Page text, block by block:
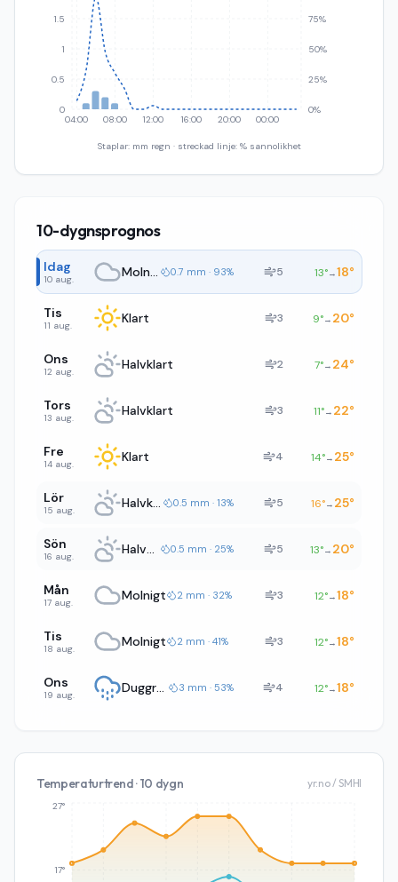
04:00 08:00 12:00 16:00 20:00 00:00
0
0.5
1
1.5
0%
25%
50%
75%
Staplar: mm regn · streckad linje: % sannolikhet
10-dygnsprognos
Idag
10 aug. Molnigt 0.7 mm · 93% 5 13°→18°
Tis
11 aug. Klart 3 9°→ 20°
Ons
12 aug. Halvklart 2 7°→ 24°
Tors
13 aug. Halvklart 3 11°→ 22°
Fre
14 aug. Klart 4 14°→ 25°
Lör
15 aug. Halvklart 0.5 mm · 13% 5 16°→ 25°
Sön
16 aug. Halvklart 0.5 mm · 25% 5 13°→ 20°
Mån
17 aug. Molnigt 2 mm · 32% 3 12°→18°
Tis
18 aug. Molnigt 2 mm · 41% 3 12°→18°
Ons
19 aug. Duggregn 3 mm · 53% 4 12°→18°
Temperaturtrend · 10 dygn yr.no / SMHI
17°
27°